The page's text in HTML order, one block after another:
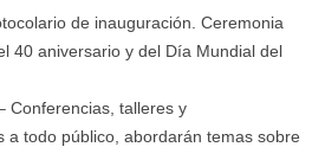
de inauguración. Ceremonia
40 aniversario y del Día Mundial del
Conferencias, talleres y
a todo público, abordarán temas sobre